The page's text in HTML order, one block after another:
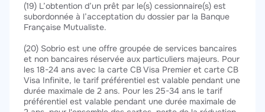
(19) L’obtention d’un prêt par le(s) cessionnaire(s) est
subordonnée à l’acceptation du dossier par la Banque
Française Mutualiste.
(20) Sobrio est une offre groupée de services bancaires
et non bancaires réservée aux particuliers majeurs. Pour
les 18-24 ans avec la carte CB Visa Premier et carte CB
Visa Infinite, le tarif préférentiel est valable pendant une
durée maximale de 2 ans. Pour les 25-34 ans le tarif
préférentiel est valable pendant une durée maximale de